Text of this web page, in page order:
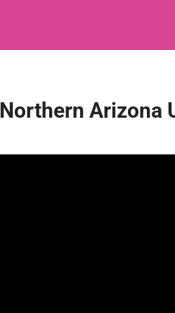
Northern Arizona